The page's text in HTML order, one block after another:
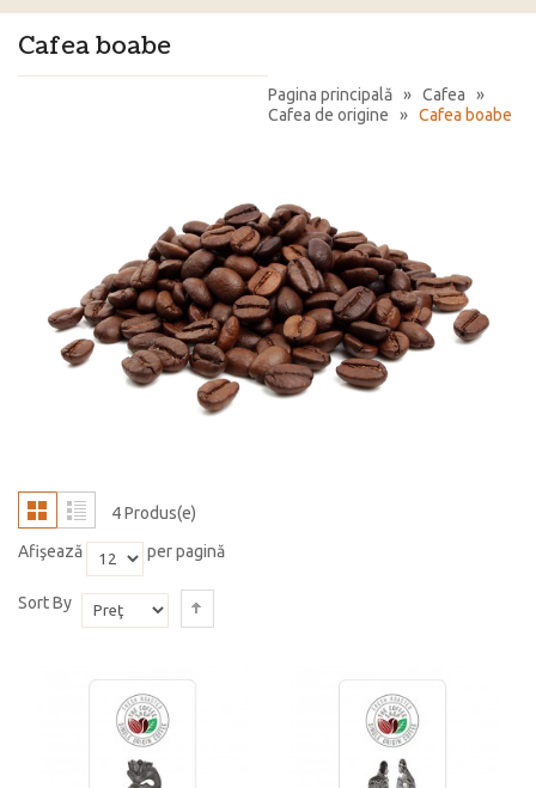
Pagina principală » Cafea
»
Cafea de origine
» Cafea boabe
Cafea boabe
4 Produs(e)
Afişează
per pagină
Sort By